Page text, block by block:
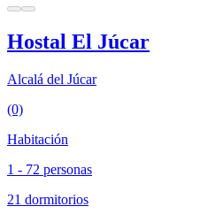
Hostal El Júcar
Alcalá del Júcar
(0)
Habitación
1 - 72 personas
21 dormitorios